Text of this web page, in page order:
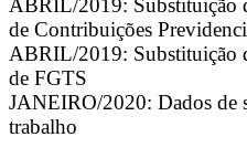
ABRIL/2019: Substituição
de Contribuições
ABRIL/2019: Substituição
de FGTS
JANEIRO/2020: Dados de
trabalho